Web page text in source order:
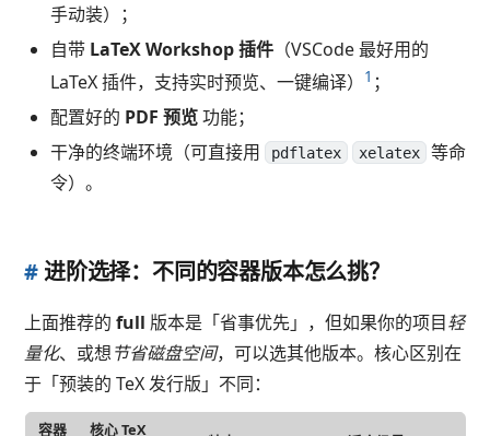
手动装）；
自带 LaTeX Workshop 插件 （VSCode 最好用的
LaTeX 插件，支持实时预览、一键编译）
1 ；
配置好的 PDF 预览功能；
干净的终端环境（可直接用 pdflatex xelatex 等命
令）。
#进阶选择：不同的容器版本怎么挑？
上面推荐的full 版本是「省事优先」，但如果你的项目轻
量化、或想节省磁盘空间，可以选其他版本。核心区别在
于「预装的 TeX 发行版」不同：
容器 核心 TeX